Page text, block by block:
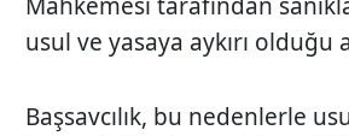
usul ve yasaya aykırı olduğu
Başsavcılık, bu nedenlerle